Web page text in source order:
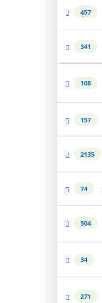
457
341
108
157
2135
74
504
34
271